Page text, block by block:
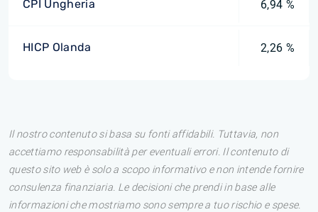
CPI Ungheria 6,94 %
HICP Olanda 2,26 %
Il nostro contenuto si basa su fonti affidabili. Tuttavia, non
accettiamo responsabilità per eventuali errori. Il contenuto di
questo sito web è solo a scopo informativo e non intende fornire
consulenza finanziaria. Le decisioni che prendi in base alle
informazioni che mostriamo sono sempre a tuo rischio e spese.